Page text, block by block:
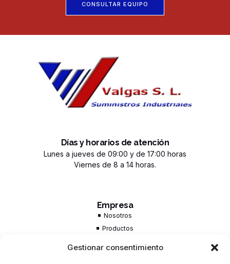
Gestionar consentimiento
CONSULTAR EQUIPO
Días y horarios de atención
Lunes a jueves de 09:00 y de 17:00 horas
Viernes de 8 a 14 horas.
Empresa
Nosotros
Productos